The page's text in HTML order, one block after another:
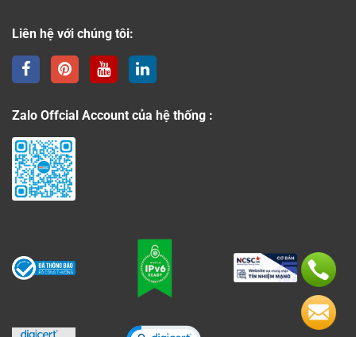
Liên hệ với chúng tôi:
Zalo Offcial Account của hệ thống :
Click to open certificate